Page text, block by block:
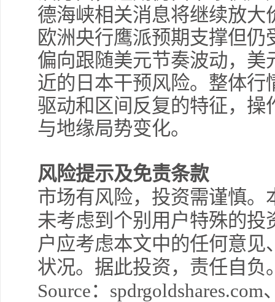
德海峡相关消息将继续放
欧洲央行鹰派预期支撑但
偏向跟随美元节奏波动，美
近的日本干预风险。整体
驱动和区间反复的特征，
与地缘局势变化。
风险提示及免责条款
市场有风险，投资需谨慎
未考虑到个别用户特殊的
户应考虑本文中的任何意
状况。据此投资，责任自负
Source： spdrgoldshares.com